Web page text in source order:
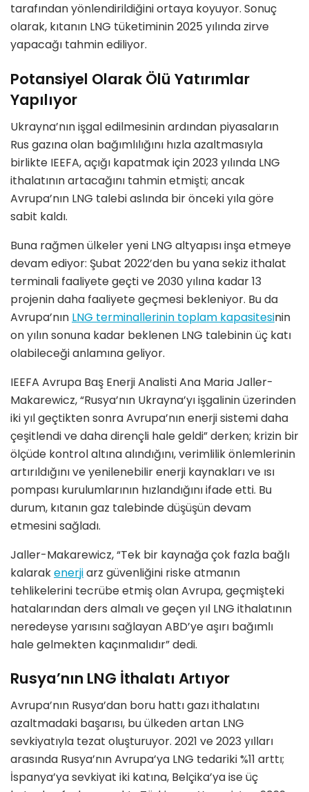
tarafından yönlendirildiğini ortaya koyuyor. Sonuç
olarak, kıtanın LNG tüketiminin 2025 yılında zirve
yapacağı tahmin ediliyor.
Potansiyel Olarak Ölü Yatırımlar
Yapılıyor
Ukrayna’nın işgal edilmesinin ardından piyasaların
Rus gazına olan bağımlılığını hızla azaltmasıyla
birlikte IEEFA, açığı kapatmak için 2023 yılında LNG
ithalatının artacağını tahmin etmişti; ancak
Avrupa’nın LNG talebi aslında bir önceki yıla göre
sabit kaldı.
Buna rağmen ülkeler yeni LNG altyapısı inşa etmeye
devam ediyor: Şubat 2022’den bu yana sekiz ithalat
terminali faaliyete geçti ve 2030 yılına kadar 13
projenin daha faaliyete geçmesi bekleniyor. Bu da
Avrupa’nın LNG terminallerinin toplam kapasitesinin
on yılın sonuna kadar beklenen LNG talebinin üç katı
olabileceği anlamına geliyor.
IEEFA Avrupa Baş Enerji Analisti Ana Maria Jaller-
Makarewicz, “Rusya’nın Ukrayna’yı işgalinin üzerinden
iki yıl geçtikten sonra Avrupa’nın enerji sistemi daha
çeşitlendi ve daha dirençli hale geldi” derken; krizin bir
ölçüde kontrol altına alındığını, verimlilik önlemlerinin
artırıldığını ve yenilenebilir enerji kaynakları ve ısı
pompası kurulumlarının hızlandığını ifade etti. Bu
durum, kıtanın gaz talebinde düşüşün devam
etmesini sağladı.
Jaller-Makarewicz, “Tek bir kaynağa çok fazla bağlı
kalarakenerjiarz güvenliğini riske atmanın
tehlikelerini tecrübe etmiş olan Avrupa, geçmişteki
hatalarından ders almalı ve geçen yıl LNG ithalatının
neredeyse yarısını sağlayan ABD’ye aşırı bağımlı
hale gelmekten kaçınmalıdır” dedi.
Rusya’nın LNG İthalatı Artıyor
Avrupa’nın Rusya’dan boru hattı gazı ithalatını
azaltmadaki başarısı, bu ülkeden artan LNG
sevkiyatıyla tezat oluşturuyor. 2021 ve 2023 yılları
arasında Rusya’nın Avrupa’ya LNG tedariki %11 arttı;
İspanya’ya sevkiyat iki katına, Belçika’ya ise üç